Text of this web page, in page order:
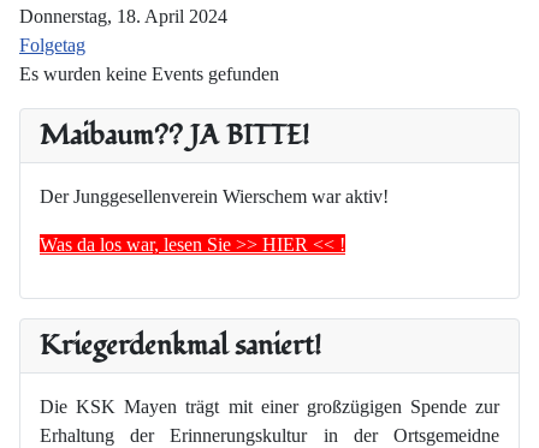
Maibaum?? JA BITTE!
Der Junggesellenverein Wierschem war aktiv!
Was da los war, lesen Sie >> HIER << !
Kriegerdenkmal saniert!
Die KSK Mayen trägt mit einer großzügigen Spende zur
Erhaltung der Erinnerungskultur in der Ortsgemeidne
Donnerstag, 18. April 2024
Folgetag
Es wurden keine Events gefunden